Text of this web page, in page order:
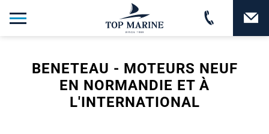
BENETEAU - MOTEURS NEUF
EN NORMANDIE ET À
L'INTERNATIONAL